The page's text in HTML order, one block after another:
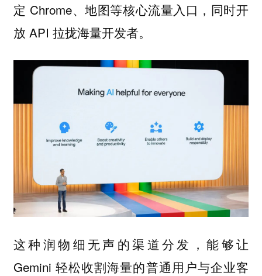
定 Chrome、地图等核心流量入口，同时开
放 API 拉拢海量开发者。
这种润物细无声的渠道分发，能够让
Gemini 轻松收割海量的普通用户与企业客